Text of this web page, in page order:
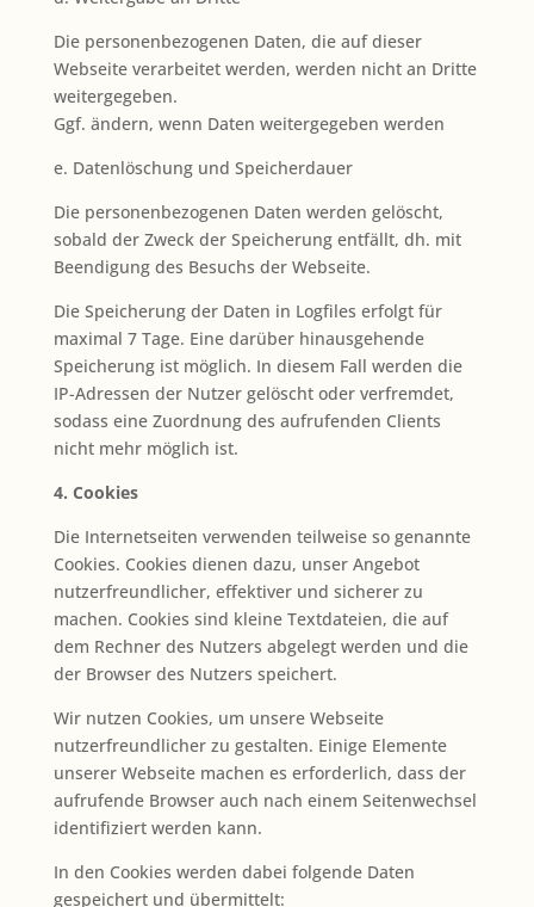
Die personenbezogenen Daten, die auf dieser
Webseite verarbeitet werden, werden nicht an Dritte
weitergegeben.
Ggf. ändern, wenn Daten weitergegeben werden
e. Datenlöschung und Speicherdauer
Die personenbezogenen Daten werden gelöscht,
sobald der Zweck der Speicherung entfällt, dh. mit
Beendigung des Besuchs der Webseite.
Die Speicherung der Daten in Logfiles erfolgt für
maximal 7 Tage. Eine darüber hinausgehende
Speicherung ist möglich. In diesem Fall werden die
IP-Adressen der Nutzer gelöscht oder verfremdet,
sodass eine Zuordnung des aufrufenden Clients
nicht mehr möglich ist.
4. Cookies
Die Internetseiten verwenden teilweise so genannte
Cookies. Cookies dienen dazu, unser Angebot
nutzerfreundlicher, effektiver und sicherer zu
machen. Cookies sind kleine Textdateien, die auf
dem Rechner des Nutzers abgelegt werden und die
der Browser des Nutzers speichert.
Wir nutzen Cookies, um unsere Webseite
nutzerfreundlicher zu gestalten. Einige Elemente
unserer Webseite machen es erforderlich, dass der
aufrufende Browser auch nach einem Seitenwechsel
identifiziert werden kann.
In den Cookies werden dabei folgende Daten
gespeichert und übermittelt: